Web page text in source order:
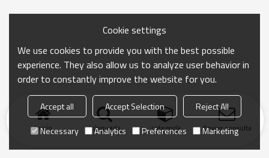
Inicio búsqueda categoría Enviar consulta
Cookie settings
We use cookies to provide you with the best possible
experience. They also allow us to analyze user behavior in
order to constantly improve the website for you.
Accept all Accept Selection
Reject All
Necessary
Analytics Preferences Marketing